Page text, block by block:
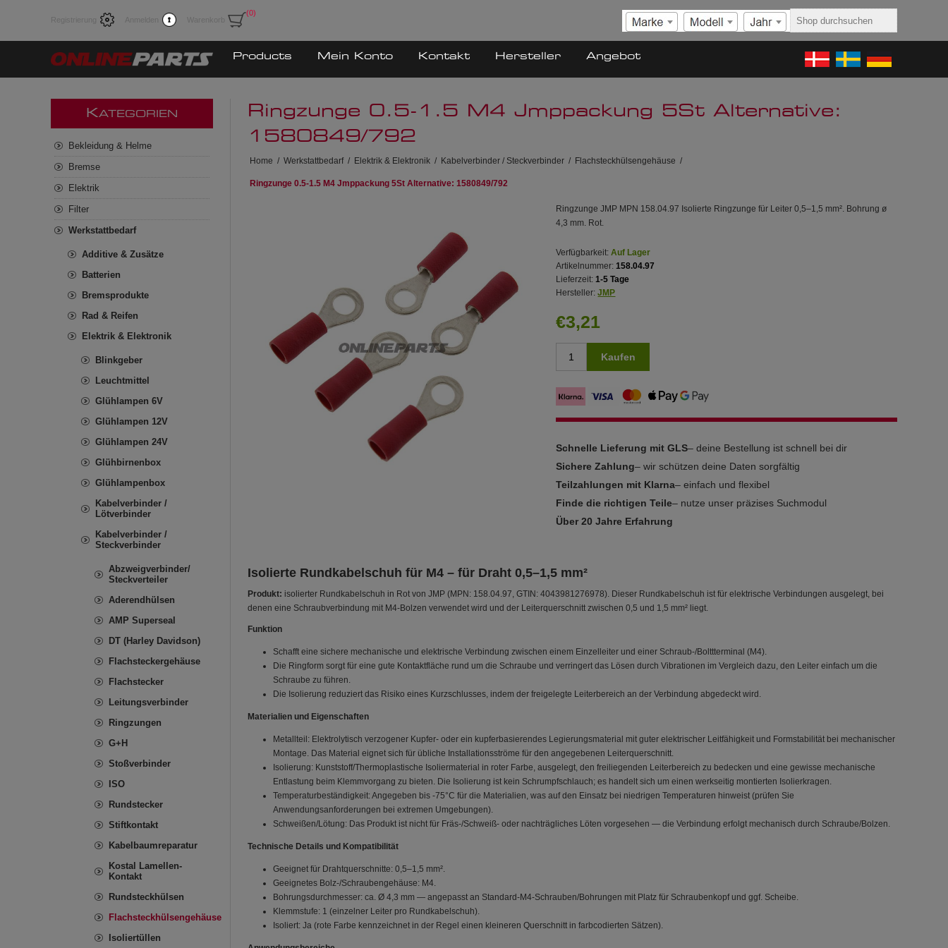
Registrierung Anmelden Warenkorb
(0)
Products Mein Konto Kontakt Hersteller Angebot
Ringzunge 0.5-1.5 M4 Jmppackung 5St Alternative:
1580849/792
Home / Werkstattbedarf / Elektrik & Elektronik / Kabelverbinder / Steckverbinder / Flachsteckhülsengehäuse /
Ringzunge 0.5-1.5 M4 Jmppackung 5St Alternative: 1580849/792
Ringzunge JMP MPN 158.04.97 Isolierte Ringzunge für Leiter 0,5–1,5 mm². Bohrung ø
4,3 mm. Rot.
Verfügbarkeit: Auf Lager
Artikelnummer: 158.04.97
Lieferzeit: 1-5 Tage
Hersteller: JMP
€3,21
Kaufen
Schnelle Lieferung mit GLS– deine Bestellung ist schnell bei dir
Sichere Zahlung– wir schützen deine Daten sorgfältig
Teilzahlungen mit Klarna– einfach und flexibel
Finde die richtigen Teile– nutze unser präzises Suchmodul
Über 20 Jahre Erfahrung
Isolierte Rundkabelschuh für M4 – für Draht 0,5–1,5 mm²
Produkt: isolierter Rundkabelschuh in Rot von JMP (MPN: 158.04.97, GTIN: 4043981276978). Dieser Rundkabelschuh ist für elektrische Verbindungen ausgelegt, bei
denen eine Schraubverbindung mit M4-Bolzen verwendet wird und der Leiterquerschnitt zwischen 0,5 und 1,5 mm² liegt.
Funktion
Schafft eine sichere mechanische und elektrische Verbindung zwischen einem Einzelleiter und einer Schraub-/Bolttterminal (M4).
Die Ringform sorgt für eine gute Kontaktfläche rund um die Schraube und verringert das Lösen durch Vibrationen im Vergleich dazu, den Leiter einfach um die
Schraube zu führen.
Die Isolierung reduziert das Risiko eines Kurzschlusses, indem der freigelegte Leiterbereich an der Verbindung abgedeckt wird.
Materialien und Eigenschaften
Metallteil: Elektrolytisch verzogener Kupfer- oder ein kupferbasierendes Legierungsmaterial mit guter elektrischer Leitfähigkeit und Formstabilität bei mechanischer
Montage. Das Material eignet sich für übliche Installationsströme für den angegebenen Leiterquerschnitt.
Isolierung: Kunststoff/Thermoplastische Isoliermaterial in roter Farbe, ausgelegt, den freiliegenden Leiterbereich zu bedecken und eine gewisse mechanische
Entlastung beim Klemmvorgang zu bieten. Die Isolierung ist kein Schrumpfschlauch; es handelt sich um einen werkseitig montierten Isolierkragen.
Temperaturbeständigkeit: Angegeben bis -75°C für die Materialien, was auf den Einsatz bei niedrigen Temperaturen hinweist (prüfen Sie
Anwendungsanforderungen bei extremen Umgebungen).
Schweißen/Lötung: Das Produkt ist nicht für Fräs-/Schweiß- oder nachträgliches Löten vorgesehen — die Verbindung erfolgt mechanisch durch Schraube/Bolzen.
Technische Details und Kompatibilität
Geeignet für Drahtquerschnitte: 0,5–1,5 mm².
Geeignetes Bolz-/Schraubengehäuse: M4.
Bohrungsdurchmesser: ca. Ø 4,3 mm — angepasst an Standard-M4-Schrauben/Bohrungen mit Platz für Schraubenkopf und ggf. Scheibe.
Klemmstufe: 1 (einzelner Leiter pro Rundkabelschuh).
Isoliert: Ja (rote Farbe kennzeichnet in der Regel einen kleineren Querschnitt in farbcodierten Sätzen).
KATEGORIEN
Bekleidung & Helme
Bremse
Elektrik
Filter
Werkstattbedarf
Additive & Zusätze
Batterien
Bremsprodukte
Rad & Reifen
Elektrik & Elektronik
Blinkgeber
Leuchtmittel
Glühlampen 6V
Glühlampen 12V
Glühlampen 24V
Glühbirnenbox
Glühlampenbox
Kabelverbinder /
Lötverbinder
Kabelverbinder /
Steckverbinder
Abzweigverbinder/
Steckverteiler
Aderendhülsen
AMP Superseal
DT (Harley Davidson)
Flachsteckergehäuse
Flachstecker
Leitungsverbinder
Ringzungen
G+H
Stoßverbinder
ISO
Rundstecker
Stiftkontakt
Kabelbaumreparatur
Kostal Lamellen-
Kontakt
Rundsteckhülsen
Flachsteckhülsengehäuse
Isoliertüllen